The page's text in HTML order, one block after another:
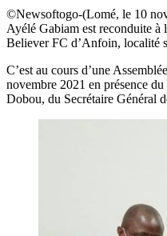
©Newsoftogo-(Lomé, le 10
Ayélé Gabiam est reconduite à
Believer FC d’Anfoin, localité
C’est au cours d’une
novembre 2021 en présence
Dobou, du Secrétaire Général